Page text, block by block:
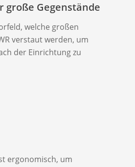
große Gegenstände
welche großen
verstaut werden, um
der Einrichtung zu
ergonomisch, um